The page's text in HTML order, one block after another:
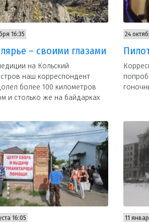
16:35
– своими глазами
на Кольский
наш корреспондент
более 100 километров
и столько же на байдарках
24
16:05 11